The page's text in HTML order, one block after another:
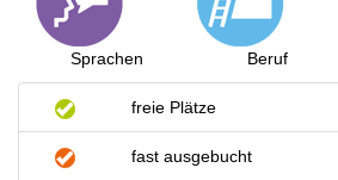
Sprachen Beruf
freie Plätze
fast ausgebucht